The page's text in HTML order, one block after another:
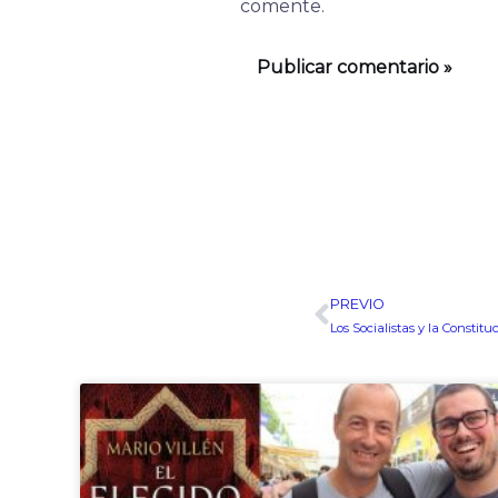
comente.
Ant
PREVIO
Los Socialistas y la